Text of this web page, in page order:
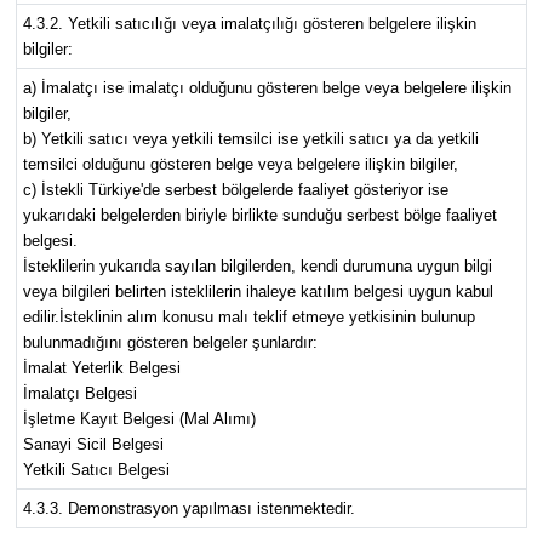
4.3.2. Yetkili satıcılığı veya imalatçılığı gösteren belgelere ilişkin
bilgiler:
a) İmalatçı ise imalatçı olduğunu gösteren belge veya belgelere ilişkin
bilgiler,
b) Yetkili satıcı veya yetkili temsilci ise yetkili satıcı ya da yetkili
temsilci olduğunu gösteren belge veya belgelere ilişkin bilgiler,
c) İstekli Türkiye'de serbest bölgelerde faaliyet gösteriyor ise
yukarıdaki belgelerden biriyle birlikte sunduğu serbest bölge faaliyet
belgesi.
İsteklilerin yukarıda sayılan bilgilerden, kendi durumuna uygun bilgi
veya bilgileri belirten isteklilerin ihaleye katılım belgesi uygun kabul
edilir.İsteklinin alım konusu malı teklif etmeye yetkisinin bulunup
bulunmadığını gösteren belgeler şunlardır:
İmalat Yeterlik Belgesi
İmalatçı Belgesi
İşletme Kayıt Belgesi (Mal Alımı)
Sanayi Sicil Belgesi
Yetkili Satıcı Belgesi
4.3.3. Demonstrasyon yapılması istenmektedir.